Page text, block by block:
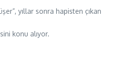
yıllar sonra hapisten çıkan
konu alıyor.